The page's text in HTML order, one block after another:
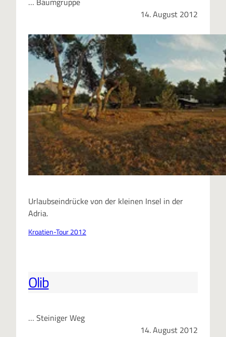
14. August 2012
Urlaubseindrücke von der kleinen Insel in der
Adria.
Kroatien-Tour 2012
Olib
… Steiniger Weg
14. August 2012